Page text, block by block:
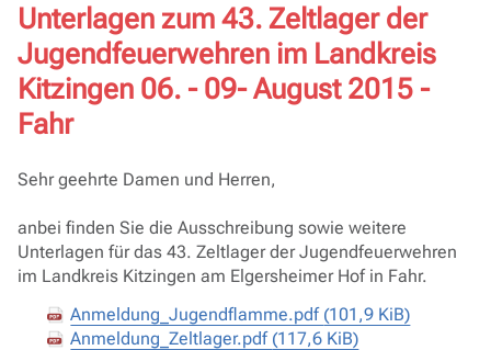
Unterlagen zum 43. Zeltlager der
Jugendfeuerwehren im Landkreis
Kitzingen 06. - 09- August 2015 -
Fahr
Sehr geehrte Damen und Herren,
anbei finden Sie die Ausschreibung sowie weitere
Unterlagen für das 43. Zeltlager der Jugendfeuerwehren
im Landkreis Kitzingen am Elgersheimer Hof in Fahr.
Anmeldung_Jugendflamme.pdf (101,9 KiB)
Anmeldung_Zeltlager.pdf (117,6 KiB)
Verband
Ausbildung